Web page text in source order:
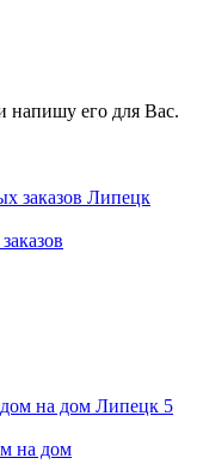
напишу его для Вас.
5
на дом